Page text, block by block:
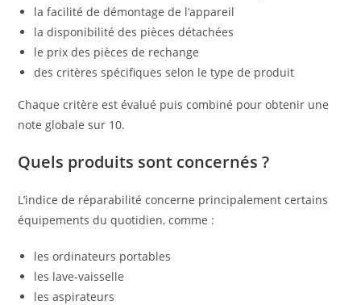
la facilité de démontage de l’appareil
la disponibilité des pièces détachées
le prix des pièces de rechange
des critères spécifiques selon le type de produit
Chaque critère est évalué puis combiné pour obtenir une
note globale sur 10.
Quels produits sont concernés ?
L’indice de réparabilité concerne principalement certains
équipements du quotidien, comme :
les ordinateurs portables
les lave-vaisselle
les aspirateurs